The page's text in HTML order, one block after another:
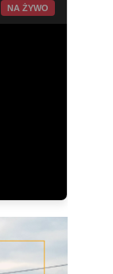
NA ŻYWO